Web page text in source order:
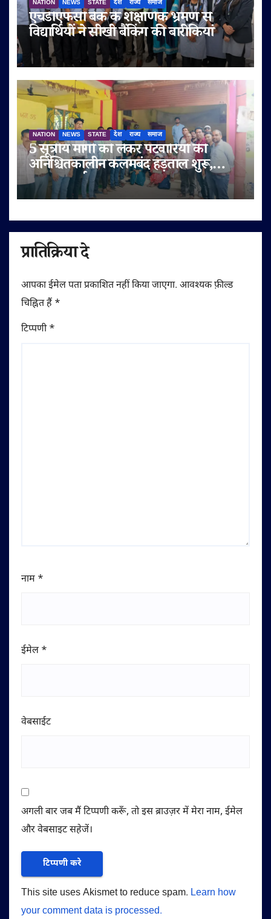
NATION NEWS STATE देश राज्य समाज
एचडीएफसी बैंक के शैक्षणिक भ्रमण से
विद्यार्थियों ने सीखी बैंकिंग की बारीकियां
NATION NEWS STATE देश राज्य समाज
5 सूत्रीय मांगों को लेकर पटवारियों की
अनिश्चितकालीन कलमबंद हड़ताल शुरू,
राजस्व कार्य ठप
प्रातिक्रिया दे
आपका ईमेल पता प्रकाशित नहीं किया जाएगा. आवश्यक फ़ील्ड
चिह्नित हैं *
टिप्पणी*
नाम *
ईमेल *
वेबसाईट
अगली बार जब मैं टिप्पणी करूँ, तो इस ब्राउज़र में मेरा नाम, ईमेल
और वेबसाइट सहेजें।
This site uses Akismet to reduce spam. Learn how
your comment data is processed.